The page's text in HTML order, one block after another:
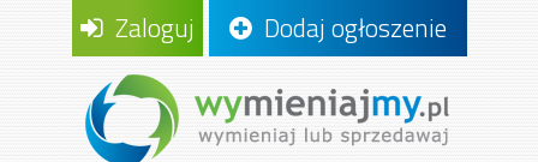
Zaloguj Dodaj ogłoszenie